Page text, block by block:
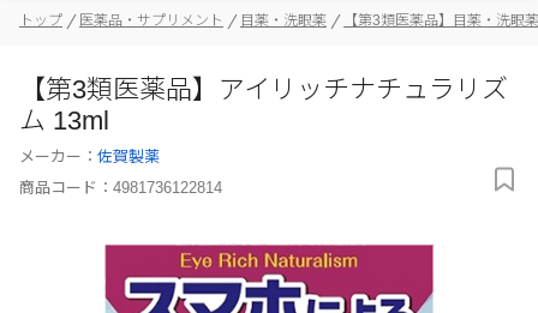
トップ 医薬品・サプリメント 目薬・洗眼薬 【第3類医薬品】目薬・洗眼薬
【第3類医薬品】アイリッチナチュラリズ
ム 13ml
メーカー： 佐賀製薬
商品コード： 4981736122814